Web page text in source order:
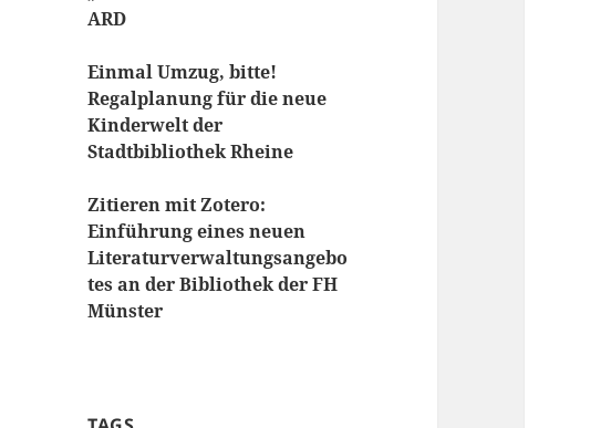
ARD
Einmal Umzug, bitte!
Regalplanung für die neue
Kinderwelt der
Stadtbibliothek Rheine
Zitieren mit Zotero:
Einführung eines neuen
Literaturverwaltungsangebo
tes an der Bibliothek der FH
Münster